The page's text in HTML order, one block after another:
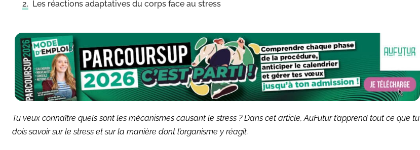
Les réactions adaptatives du corps face au stress
Tu veux connaître quels sont les mécanismes causant le stress ? Dans cet article, AuFutur t’apprend tout ce que tu
dois savoir sur le stress et sur la manière dont l’organisme y réagit.